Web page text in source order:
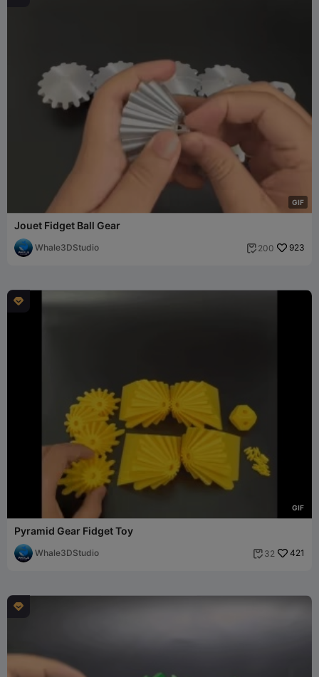
GIF
Jouet Fidget Ball Gear
Whale3DStudio  200 923
GIF

Pyramid Gear Fidget Toy
Whale3DStudio  32 421
